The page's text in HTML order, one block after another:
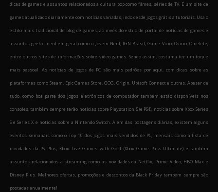
dicas de games e assuntos relacionados a cultura pop como filmes, séries de TV. É um site de
games atualizado diariamente com notícias variadas, indo desde jogos grátis a tutoriais. Usa o
estilo mais tradicional de blog de games, ao invés do estilo de portal de notícias de games e
assuntos geek e nerd em geral como o Jovem Nerd, IGN Brasil, Game Vicio, Ovicio, Omelete,
entre outros sites de informações sobre video games. Sendo assim, costuma ter um toque
mais pessoal. As notícias de jogos de PC são mais padrões por aqui, com dicas sobre as
plataformas como Steam, Epic Games Store, GOG, Origin, Ubisoft Connect e outras. Apesar de
tudo, como boa parte dos jogos eletrônicos de computador também estão disponíveis nos
consoles, também sempre terão notícias sobre Playstation 5 (e PS4), notícias sobre Xbox Series
S e Series X e notícias sobre a Nintendo Switch. Além das postagens diárias, existem alguns
eventos semanais como o Top 10 dos jogos mais vendidos de PC, mensais como a lista de
novidades da PS Plus, Xbox Live Games with Gold (Xbox Game Pass Ultimate) e também
assuntos relacionados a streaming como as novidades da Netflix, Prime Video, HBO Max e
Disney Plus. Melhores ofertas, promoções e descontos da Black Friday também sempre são
postadas anualmente!